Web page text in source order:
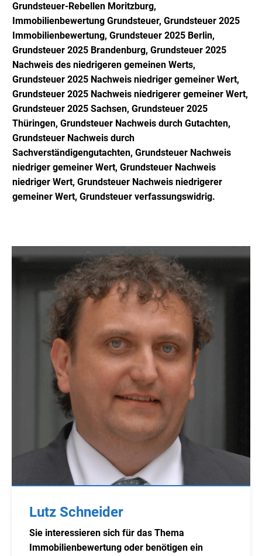
Grundsteuer-Rebellen Moritzburg,
Immobilienbewertung Grundsteuer, Grundsteuer 2025
Immobilienbewertung, Grundsteuer 2025 Berlin,
Grundsteuer 2025 Brandenburg, Grundsteuer 2025
Nachweis des niedrigeren gemeinen Werts,
Grundsteuer 2025 Nachweis niedriger gemeiner Wert,
Grundsteuer 2025 Nachweis niedrigerer gemeiner Wert,
Grundsteuer 2025 Sachsen, Grundsteuer 2025
Thüringen, Grundsteuer Nachweis durch Gutachten,
Grundsteuer Nachweis durch
Sachverständigengutachten, Grundsteuer Nachweis
niedriger gemeiner Wert, Grundsteuer Nachweis
niedriger Wert, Grundsteuer Nachweis niedrigerer
gemeiner Wert, Grundsteuer verfassungswidrig.
Lutz Schneider
Sie interessieren sich für das Thema
Immobilienbewertung oder benötigen ein